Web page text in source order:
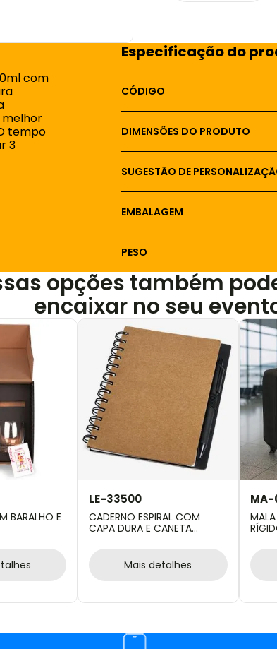
com
tempo
3
Especificação do
CÓDIGO
DIMENSÕES DO PRODUTO
SUGESTÃO DE
EMBALAGEM
PESO
opções também
encaixar no seu
BARALHO E
LE-33500
CADERNO ESPIRAL COM
CAPA DURA E CANETA
Mais detalhes
MA-